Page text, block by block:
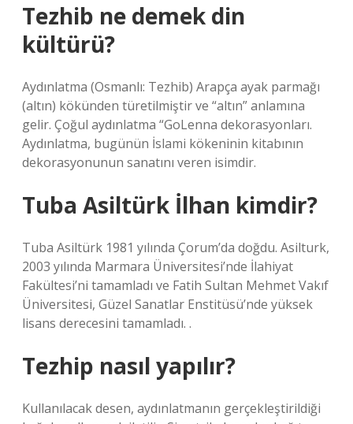
Tezhib ne demek din
kültürü?
Aydınlatma (Osmanlı: Tezhib) Arapça ayak parmağı
(altın) kökünden türetilmiştir ve “altın” anlamına
gelir. Çoğul aydınlatma “GoLenna dekorasyonları.
Aydınlatma, bugünün İslami kökeninin kitabının
dekorasyonunun sanatını veren isimdir.
Tuba Asiltürk İlhan kimdir?
Tuba Asiltürk 1981 yılında Çorum’da doğdu. Asilturk,
2003 yılında Marmara Üniversitesi’nde İlahiyat
Fakültesi’ni tamamladı ve Fatih Sultan Mehmet Vakıf
Üniversitesi, Güzel Sanatlar Enstitüsü’nde yüksek
lisans derecesini tamamladı. .
Tezhip nasıl yapılır?
Kullanılacak desen, aydınlatmanın gerçekleştirildiği